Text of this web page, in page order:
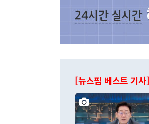
[뉴스핌 베스트 기사]